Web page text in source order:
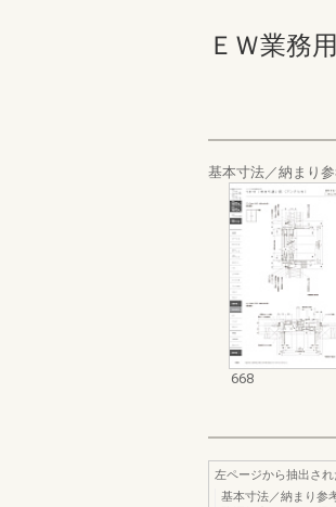
ＥＷ業務
基本寸法／納まり
668
左ページから抽出さ
基本寸法／納まり参